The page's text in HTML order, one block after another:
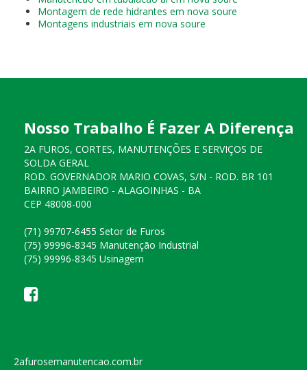
Montagem de rede hidrantes em nova soure
Montagens industriais em nova soure
Nosso Trabalho É Fazer A Diferença
2A FUROS, CORTES, MANUTENÇÕES E SERVIÇOS DE
SOLDA GERAL
ROD. GOVERNADOR MARIO COVAS, S/N - ROD. BR 101
BAIRRO JAMBEIRO - ALAGOINHAS - BA
CEP 48008-000
(71) 99707-6455 Setor de Furos
(75) 99996-8345 Manutenção Industrial
(75) 99996-8345 Usinagem
2afurosemanutencao.com.br